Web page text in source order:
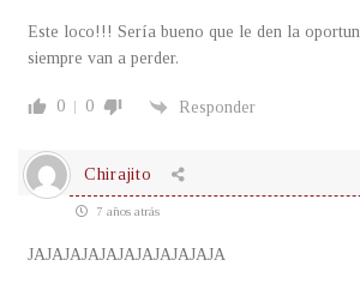
Este loco!!! Sería bueno que le den la
siempre van a perder.
0 0 Responder
Chirajito
7 años atrás
JAJAJAJAJAJAJAJAJAJAJA